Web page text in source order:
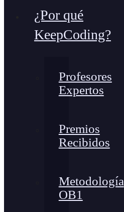
¿Por qué
KeepCoding?
Profesores
Expertos
Premios
Recibidos
Metodología
OB1